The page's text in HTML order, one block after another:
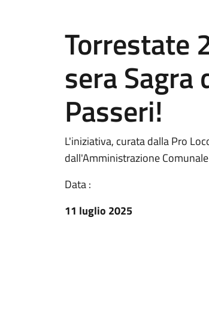
Torrestate
sera Sagra
Passeri!
L'iniziativa, curata dalla Pro
dall'Amministrazione Comunale
Data :
11 luglio 2025